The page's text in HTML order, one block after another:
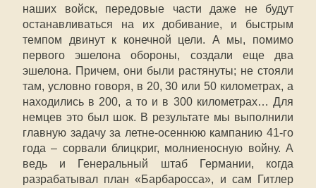
наших войск, передовые части даже не будут
останавливаться на их добивание, и быстрым
темпом двинут к конечной цели. А мы, помимо
первого эшелона обороны, создали еще два
эшелона. Причем, они были растянуты; не стояли
там, условно говоря, в 20, 30 или 50 километрах, а
находились в 200, а то и в 300 километрах… Для
немцев это был шок. В результате мы выполнили
главную задачу за летне-осеннюю кампанию 41-го
года – сорвали блицкриг, молниеносную войну. А
ведь и Генеральный штаб Германии, когда
разрабатывал план «Барбаросса», и сам Гитлер